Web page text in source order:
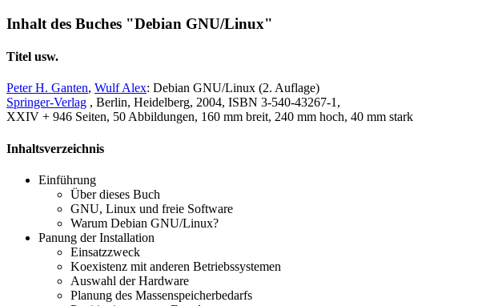
Inhalt des Buches "Debian GNU/Linux"
Titel usw.
Peter H. Ganten, Wulf Alex: Debian GNU/Linux (2. Auflage)
Springer-Verlag , Berlin, Heidelberg, 2004, ISBN 3-540-43267-1,
XXIV + 946 Seiten, 50 Abbildungen, 160 mm breit, 240 mm hoch, 40 mm stark
Inhaltsverzeichnis
Einführung
Über dieses Buch
GNU, Linux und freie Software
Warum Debian GNU/Linux?
Panung der Installation
Einsatzzweck
Koexistenz mit anderen Betriebssystemen
Auswahl der Hardware
Planung des Massenspeicherbedarfs